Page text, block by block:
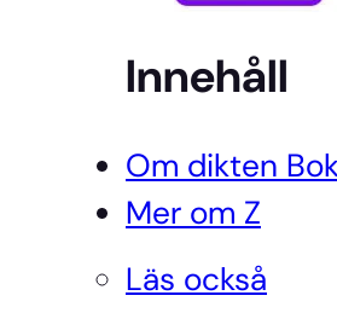
Innehåll
Om dikten
Mer om Z
Läs också